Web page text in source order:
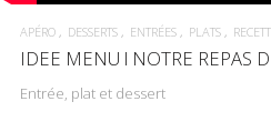
APÉRO DESSERTS ENTRÉES PLATS
IDEE MENU l NOTRE REPAS
Entrée, plat et dessert